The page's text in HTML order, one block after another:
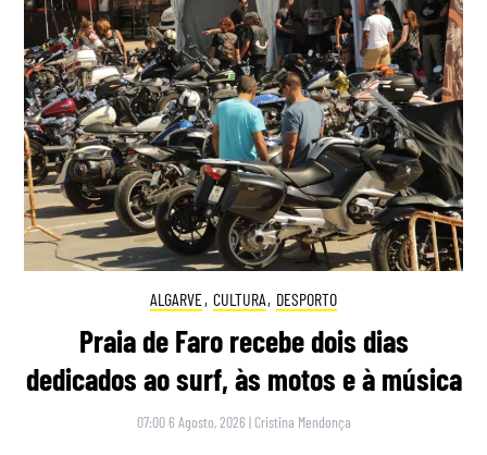
ALGARVE, CULTURA, DESPORTO
Praia de Faro recebe dois dias
dedicados ao surf, às motos e à música
07:00 6 Agosto, 2026 | Cristina Mendonça